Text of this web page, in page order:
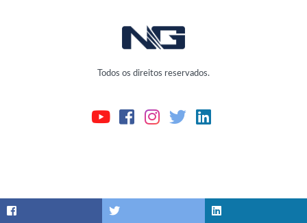
Todos os direitos reservados.